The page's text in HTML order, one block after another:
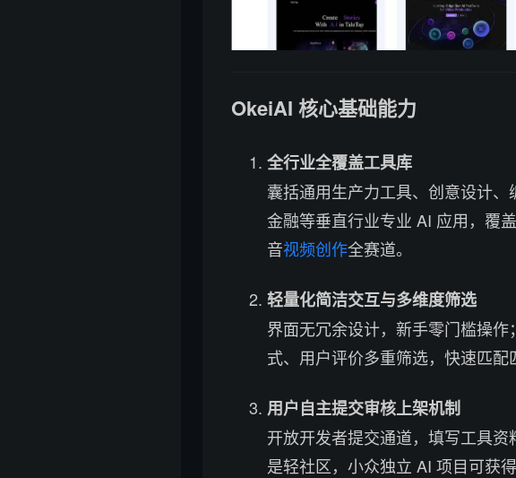
OkeiAI 核心基础能力
全行业全覆盖工具库
囊括通用生产力工具、创意设计、
金融等垂直行业专业 AI 应用，覆
音视频创作全赛道。
轻量化简洁交互与多维度筛选
界面无冗余设计，新手零门槛操
式、用户评价多重筛选，快速匹配
用户自主提交审核上架机制
开放开发者提交通道，填写工具
是轻社区，小众独立 AI 项目可获